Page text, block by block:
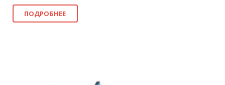
ПОДРОБНЕЕ